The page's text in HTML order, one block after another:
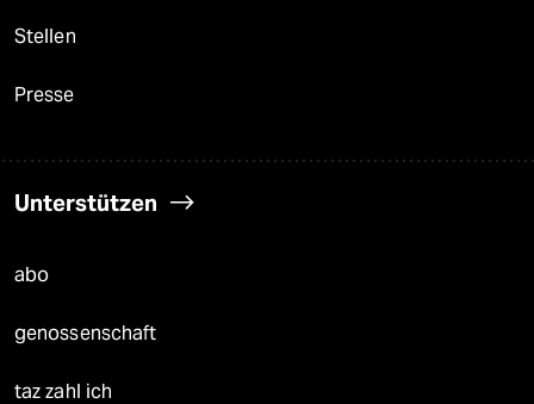
Stellen
Presse
Unterstützen
abo
genossenschaft
taz zahl ich